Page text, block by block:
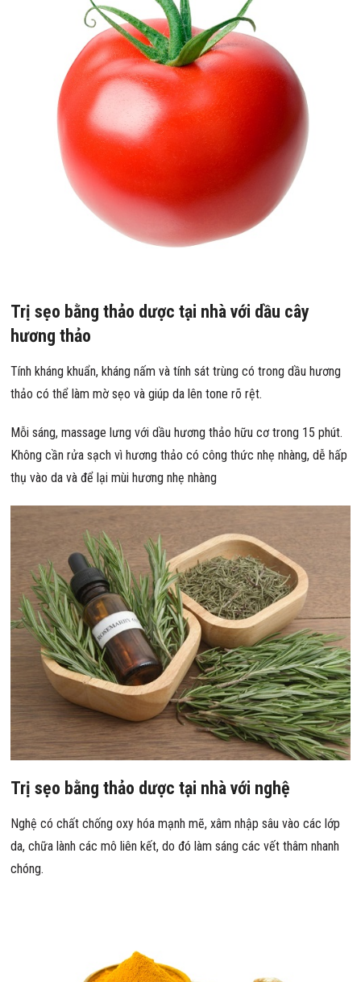
Trị sẹo bằng thảo dược tại nhà với dầu cây
hương thảo
Tính kháng khuẩn, kháng nấm và tính sát trùng có trong dầu hương
thảo có thể làm mờ sẹo và giúp da lên tone rõ rệt.
Mỗi sáng, massage lưng với dầu hương thảo hữu cơ trong 15 phút.
Không cần rửa sạch vì hương thảo có công thức nhẹ nhàng, dễ hấp
thụ vào da và để lại mùi hương nhẹ nhàng
Trị sẹo bằng thảo dược tại nhà với nghệ
Nghệ có chất chống oxy hóa mạnh mẽ, xâm nhập sâu vào các lớp
da, chữa lành các mô liên kết, do đó làm sáng các vết thâm nhanh
chóng.